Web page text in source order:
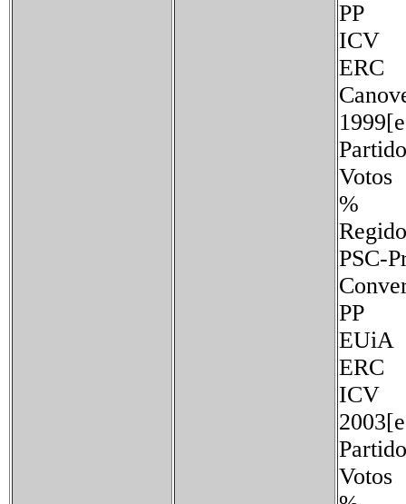
PP
Partido
Votos
%
PSC-
PP
Partido
Votos